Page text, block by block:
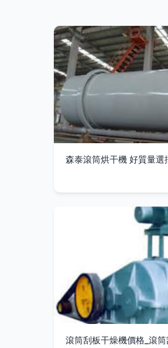
森泰滾筒烘干機 好質量選
滾筒刮板干燥機價格_滾